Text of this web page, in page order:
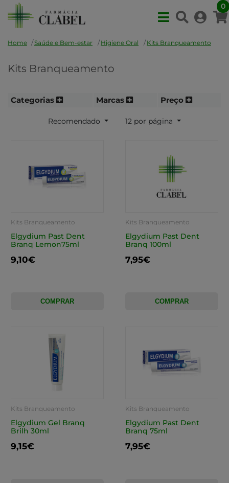
0
Home Saúde e Bem-estar Higiene Oral Kits Branqueamento
Kits Branqueamento
Categorias Marcas Preço
Recomendado 12 por página
Kits Branqueamento
Elgydium Past Dent
Branq Lemon75ml
9,10€
COMPRAR
Kits Branqueamento
Elgydium Past Dent
Branq 100ml
7,95€
COMPRAR
Kits Branqueamento
Elgydium Gel Branq
Brilh 30ml
9,15€
Kits Branqueamento
Elgydium Past Dent
Branq 75ml
7,95€